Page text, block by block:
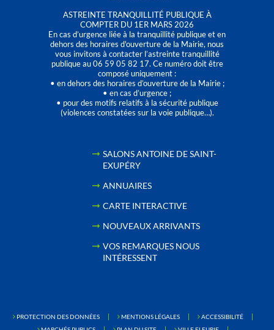
ASTREINTE TRANQUILLITÉ PUBLIQUE À
COMPTER DU 1ER MARS 2026
En cas d’urgence liée à la tranquillité publique et en
dehors des horaires d'ouverture de la Mairie, nous
vous invitons à contacter l’astreinte tranquillité
publique au 06 59 05 82 17. Ce numéro doit être
composé uniquement :
• en dehors des horaires d’ouverture de la Mairie ;
• en cas d’urgence ;
• pour des motifs relatifs à la sécurité publique
(violences constatées sur la voie publique…).
SALONS ANTOINE DE SAINT-
EXUPÉRY
ANNUAIRES
CARTE INTERACTIVE
NOUVEAUX ARRIVANTS
VOS REMARQUES NOUS
INTÉRESSENT
PROTECTION DES DONNÉES MENTIONS LÉGALES
ACCESSIBILITÉ